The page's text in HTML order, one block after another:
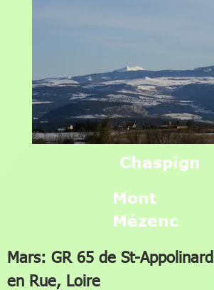
Chaspignac
Mont
Mézenc
Mars: GR 65 de St-
en Rue, Loire